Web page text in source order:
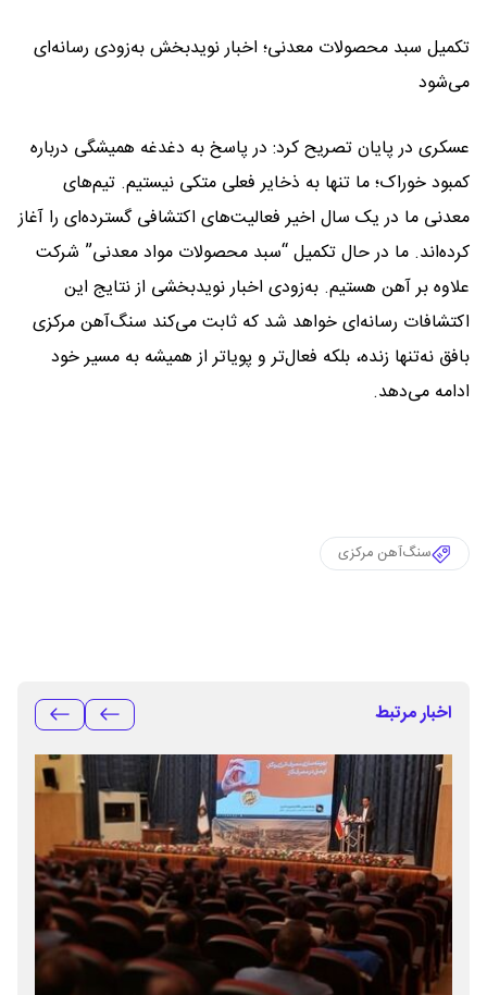
تکمیل سبد محصولات معدنی؛ اخبار نویدبخش به‌زودی رسانه‌ای
می‌شود
عسکری در پایان تصریح کرد: در پاسخ به دغدغه همیشگی درباره
کمبود خوراک؛ ما تنها به ذخایر فعلی متکی نیستیم. تیم‌های
معدنی ما در یک سال اخیر فعالیت‌های اکتشافی گسترده‌ای را آغاز
کرده‌اند. ما در حال تکمیل “سبد محصولات مواد معدنی” شرکت
علاوه بر آهن هستیم. به‌زودی اخبار نویدبخشی از نتایج این
اکتشافات رسانه‌ای خواهد شد که ثابت می‌کند سنگ‌آهن مرکزی
بافق نه‌تنها زنده، بلکه فعال‌تر و پویاتر از همیشه به مسیر خود
ادامه می‌دهد.
سنگ‌آهن مرکزی
اخبار مرتبط